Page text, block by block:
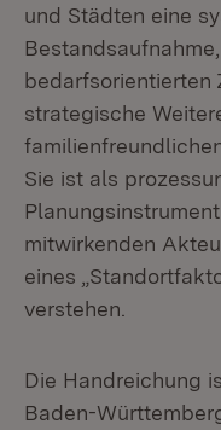
und Städten eine
bedarfsorientierten
strategische
Sie ist als
mitwirkenden
eines
verstehen.
Die Handreichung
Baden-